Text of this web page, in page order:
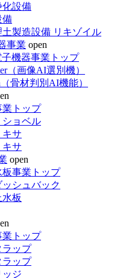
化設備
備
製造設備 リキゾイル
事業 open
機器事業トップ
（画像AI選別機）
骨材判別AI機能）
業トップ
ショベル
キサ
キサ
open
板事業トップ
シュバック
板
業トップ
ラップ
ラップ
ッジ